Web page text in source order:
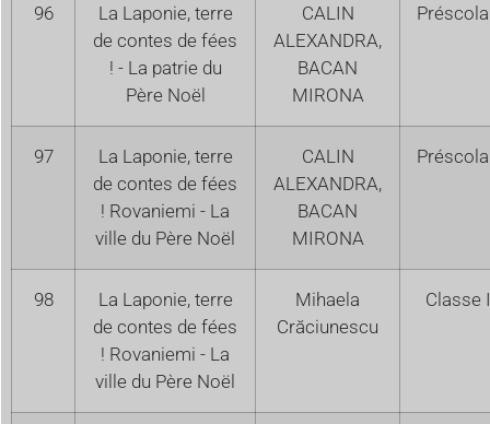
96
La Laponie, terre
de contes de fées
! - La patrie du
Père Noël
CALIN
ALEXANDRA,
BACAN
MIRONA
97
La Laponie, terre
de contes de fées
! Rovaniemi - La
ville du Père Noël
CALIN
ALEXANDRA,
BACAN
MIRONA
98
La Laponie, terre
de contes de fées
! Rovaniemi - La
ville du Père Noël
Mihaela
Crăciunescu
Classe